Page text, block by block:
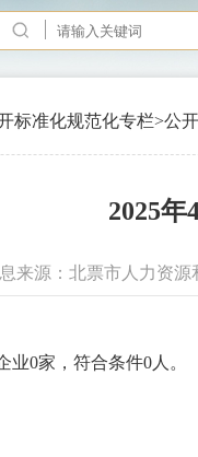
标准化规范化专栏>公
2025
息来源：北票市人力资
业0家，符合条件0人。